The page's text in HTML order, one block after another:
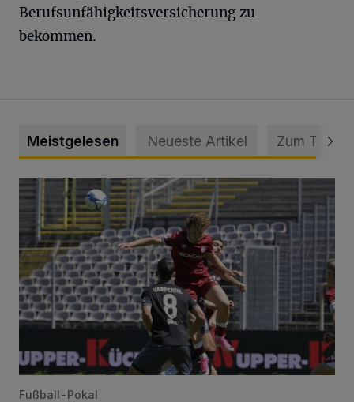
Berufsunfähigkeitsversicherung zu
bekommen.
Meistgelesen Neueste Artikel Zum Thema
WSV: Übertragung im Barmer Bahnhof und klare Ansage
Fußball-Pokal